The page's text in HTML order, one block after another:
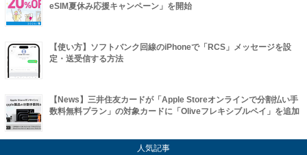
eSIM夏休み応援キャンペーン」を開始
【使い方】ソフトバンク回線のiPhoneで「RCS」メッセージを設
定・送受信する方法
【News】三井住友カードが「Apple Storeオンラインで分割払い手
数料無料プラン」の対象カードに「Oliveフレキシブルペイ」を追加
人気記事